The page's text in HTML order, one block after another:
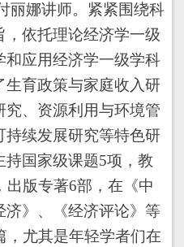
丽娜讲师。紧紧围绕科
依托理论经济学一级
和应用经济学一级学科
生育政策与家庭收入研
究、资源利用与环境管
持续发展研究等特色研
持国家级课题5项，教
出版专著6部，在《中
济》、《经济评论》等
，尤其是年轻学者们在